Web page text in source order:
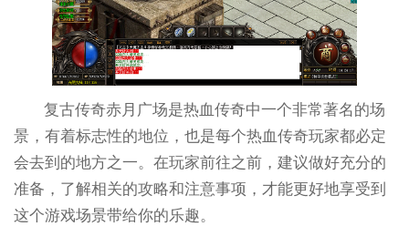
复古传奇赤月广场是热血传奇中一个非常著名的场
景，有着标志性的地位，也是每个热血传奇玩家都必定
会去到的地方之一。在玩家前往之前，建议做好充分的
准备，了解相关的攻略和注意事项，才能更好地享受到
这个游戏场景带给你的乐趣。